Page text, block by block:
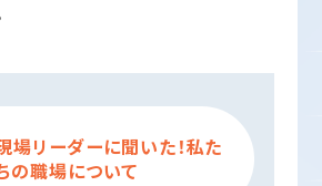
場リーダーに聞いた！私た
の職場について